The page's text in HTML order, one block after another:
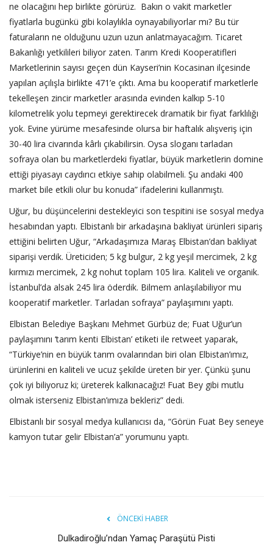
ne olacağını hep birlikte görürüz. Bakın o vakit marketler
fiyatlarla bugünkü gibi kolaylıkla oynayabiliyorlar mı? Bu tür
faturaların ne olduğunu uzun uzun anlatmayacağım. Ticaret
Bakanlığı yetkilileri biliyor zaten. Tarım Kredi Kooperatifleri
Marketlerinin sayısı geçen dün Kayseri’nin Kocasinan ilçesinde
yapılan açılışla birlikte 471’e çıktı. Ama bu kooperatif marketlerle
tekelleşen zincir marketler arasında evinden kalkıp 5-10
kilometrelik yolu tepmeyi gerektirecek dramatik bir fiyat farklılığı
yok. Evine yürüme mesafesinde olursa bir haftalık alışveriş için
30-40 lira civarında kârlı çıkabilirsin. Oysa sloganı tarladan
sofraya olan bu marketlerdeki fiyatlar, büyük marketlerin domine
ettiği piyasayı caydırıcı etkiye sahip olabilmeli. Şu andaki 400
market bile etkili olur bu konuda” ifadelerini kullanmıştı.
Uğur, bu düşüncelerini destekleyici son tespitini ise sosyal medya
hesabından yaptı. Elbistanlı bir arkadaşına bakliyat ürünleri sipariş
ettiğini belirten Uğur, “Arkadaşımıza Maraş Elbistan’dan bakliyat
siparişi verdik. Üreticiden; 5 kg bulgur, 2 kg yeşil mercimek, 2 kg
kırmızı mercimek, 2 kg nohut toplam 105 lira. Kaliteli ve organik.
İstanbul’da alsak 245 lira öderdik. Bilmem anlaşılabiliyor mu
kooperatif marketler. Tarladan sofraya” paylaşımını yaptı.
Elbistan Belediye Başkanı Mehmet Gürbüz de; Fuat Uğur’un
paylaşımını ‘tarım kenti Elbistan’ etiketi ile retweet yaparak,
“Türkiye’nin en büyük tarım ovalarından biri olan Elbistan’ımız,
ürünlerini en kaliteli ve ucuz şekilde üreten bir yer. Çünkü şunu
çok iyi biliyoruz ki; üreterek kalkınacağız! Fuat Bey gibi mutlu
olmak isterseniz Elbistan’ımıza bekleriz” dedi.
Elbistanlı bir sosyal medya kullanıcısı da, “Görün Fuat Bey seneye
kamyon tutar gelir Elbistan’a” yorumunu yaptı.
ÖNCEKI HABER
Dulkadiroğlu’ndan Yamaç Paraşütü Pisti